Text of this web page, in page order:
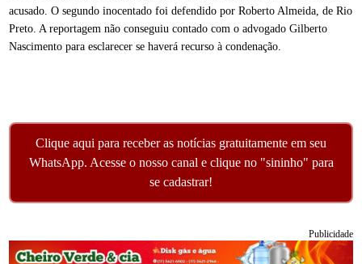
acusado. O segundo inocentado foi defendido por Roberto Almeida, de Rio
Preto. A reportagem não conseguiu contado com o advogado Gilberto
Nascimento para esclarecer se haverá recurso à condenação.
Clique aqui para receber as notícias gratuitamente em seu
WhatsApp. Acesse o nosso canal e clique no "sininho" para
se cadastrar!
Publicidade